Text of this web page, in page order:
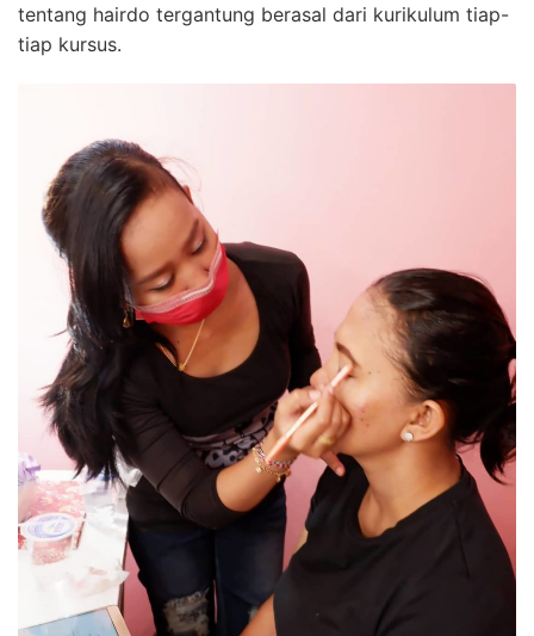
tentang hairdo tergantung berasal dari kurikulum tiap-
tiap kursus.